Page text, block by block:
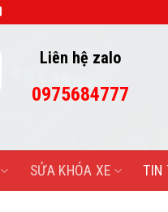
THÀNH CÔNG
Liên hệ zalo
0975684777
SỬA KHÓA XE TIN